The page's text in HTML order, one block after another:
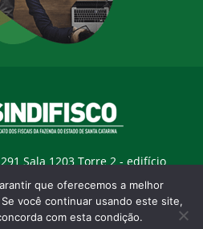
Sala 1203 Torre 2 - edifício
- Florianopólis / SC - CEP:
sindifisco@sindifisco.org.br
agência Marketing Objetivo
que oferecemos a melhor
você continuar usando este site,
com esta condição.